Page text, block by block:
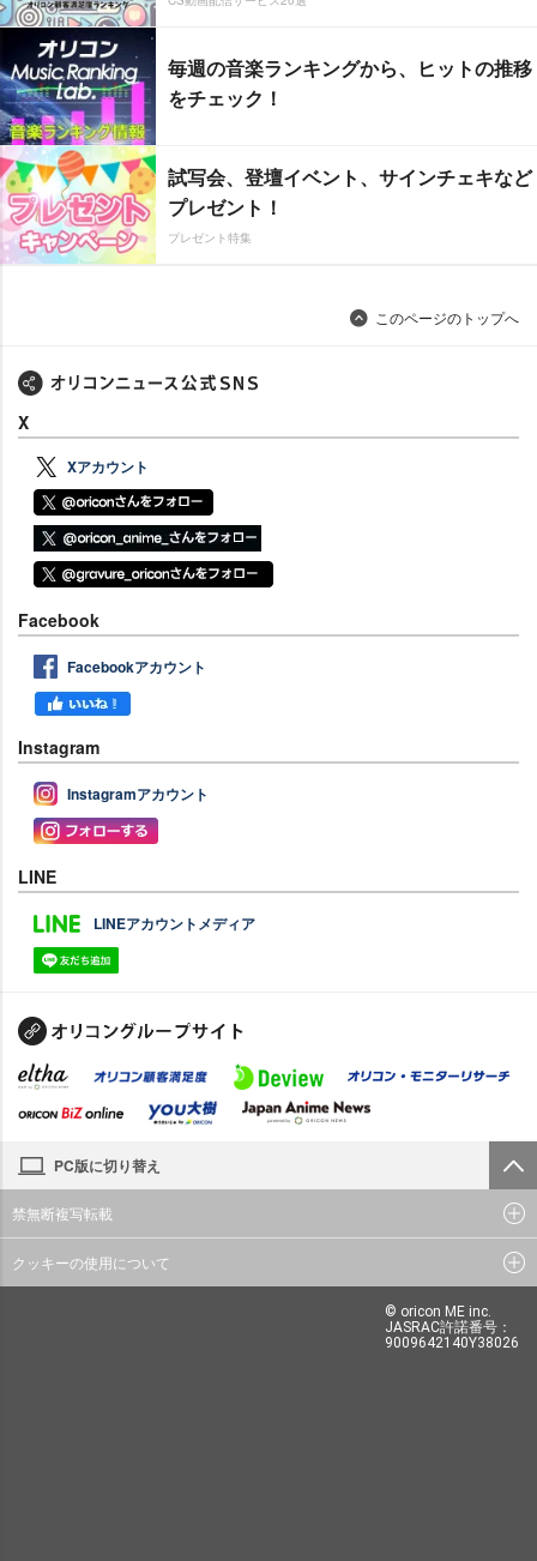
毎週の音楽ランキングから、ヒットの推移
をチェック！
試写会、登壇イベント、サインチェキなど
プレゼント！
プレゼント特集
このページのトップへ
X
Xアカウント
Facebook
Facebookアカウント
Instagram
Instagramアカウント
LINE
LINEアカウントメディア
PC版に切り替え
禁無断複写転載
クッキーの使用について
© oricon ME inc.
JASRAC許諾番号：
9009642140Y38026